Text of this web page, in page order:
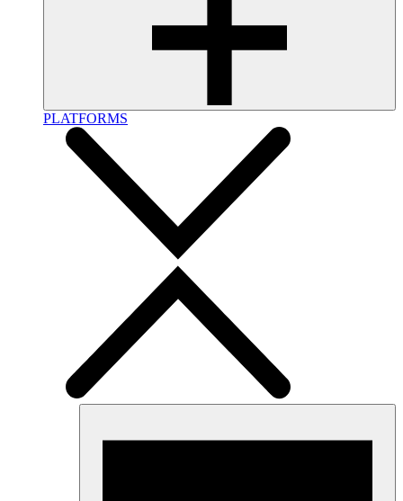
PLATFORMS